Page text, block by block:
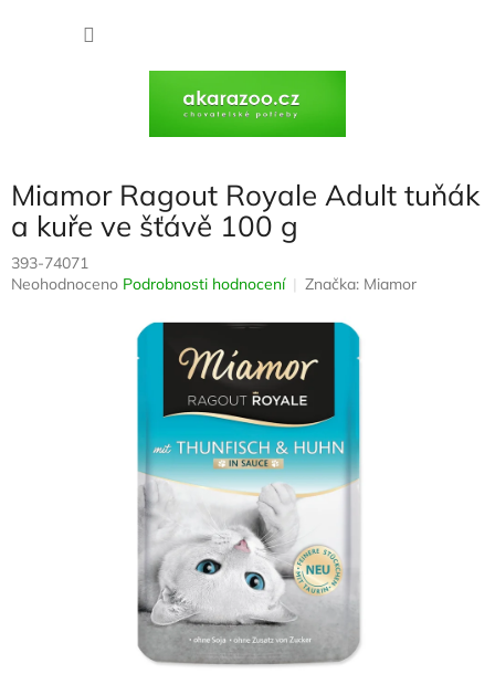
Miamor Ragout Royale Adult tuňák
a kuře ve šťávě 100 g
393-74071
Průměrné
Neohodnoceno Podrobnosti hodnocení Značka: Miamor